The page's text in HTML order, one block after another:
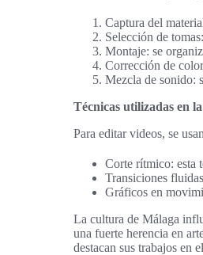
Captura del
Selección de
Montaje: se
Corrección de
Mezcla de sonido:
Técnicas utilizadas en
Para editar videos, se
Corte rítmico: esta
Transiciones
Gráficos en
La cultura de Málaga
una fuerte herencia en
destacan sus trabajos en